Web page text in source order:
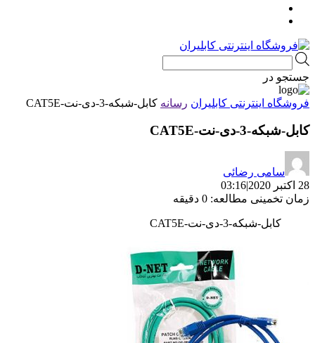
Products
search
جستجو در
فروشگاه اینترنتی کابلیران رسانه کابل-شبکه-3-دی-نت-CAT5E
کابل-شبکه-3-دی-نت-CAT5E
سامی رضائی
28 اکتبر 2020
|
03:16
زمان تخمینی مطالعه: 0 دقیقه
کابل-شبکه-3-دی-نت-CAT5E